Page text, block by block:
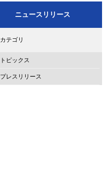
ニュースリリース
カテゴリ
トピックス
プレスリリース